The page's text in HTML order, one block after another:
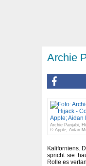
Archie
Archie Panjabi,
© Apple; Aidan
Kaliforniens.
spricht sie
Rolle es